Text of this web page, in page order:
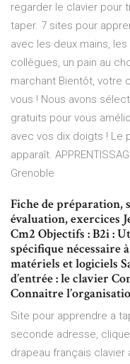
regarder le clavier pour
taper. 7 sites pour
avec les deux mains,
collègues, un pain au
marchant Bientôt, votre
vous ! Nous avons
gratuits pour vous
avec vos dix doigts ! Le
apparaît.
Grenoble
Fiche de préparation,
évaluation, exercices
Cm2 Objectifs : B2i :
spécifique nécessaire
matériels et logiciels
d’entrée : le clavier
Connaitre
Site pour apprendre a
seconde adresse,
drapeau français